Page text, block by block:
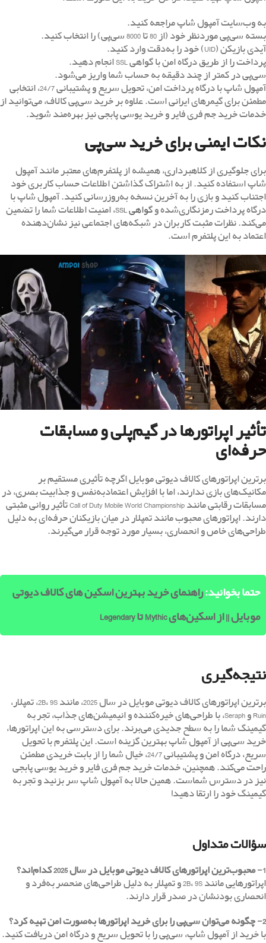
به وب‌سایت آمپول شاپ مراجعه کنید.
بسته سی‌پی موردنظر خود (از 80 تا 8000 سی‌پی) را انتخاب کنید.
آیدی بازیکن (UID) خود را به‌دقت وارد کنید.
پرداخت را از طریق درگاه امن با گواهی SSL انجام دهید.
سی‌پی در کمتر از چند دقیقه به حساب شما واریز می‌شود.
آمپول شاپ با درگاه پرداخت امن، تحویل سریع و پشتیبانی 24/7، انتخابی
مطمئن برای گیمرهای ایرانی است. علاوه بر خرید سی‌پی کالاف، می‌توانید از
خدمات خرید جم فری فایر و خرید یوسی پابجی نیز بهره‌مند شوید.
نکات ایمنی برای خرید سی‌پی
برای جلوگیری از کلاهبرداری، همیشه از پلتفرم‌های معتبر مانند آمپول
شاپ استفاده کنید. از به اشتراک گذاشتن اطلاعات حساب کاربری خود
اجتناب کنید و بازی را به آخرین نسخه به‌روزرسانی کنید. آمپول شاپ با
درگاه پرداخت رمزنگاری‌شده وگواهی SSL
، امنیت اطلاعات شما را تضمین
می‌کند. نظرات مثبت کاربران در شبکه‌های اجتماعی نیز نشان‌دهنده
اعتماد به این پلتفرم است.
تأثیر اپراتورها در گیم‌پلی و مسابقات
حرفه‌ای
برترین اپراتورهای کالاف دیوتی موبایل اگرچه تأثیری مستقیم بر
مکانیک‌های بازی ندارند، اما با افزایش اعتمادبه‌نفس و جذابیت بصری، در
مسابقات رقابتی مانند Call of Duty Mobile World Championship تأثیر روانی مثبتی
دارند. اپراتورهای محبوب مانند تمپلار در میان بازیکنان حرفه‌ای به دلیل
طراحی‌های خاص و انحصاری، بسیار مورد توجه قرار می‌گیرند.
حتما بخوانید:راهنمای خرید بهترین اسکین های کالاف دیوتی
موبایل || از اسکین‌های Mythic تا Legendary
نتیجه‌گیری
برترین اپراتورهای کالاف دیوتی موبایل در سال 2025، مانند 2B، 9S، تمپلار،
Ruin و Seraph، با طراحی‌های خیره‌کننده و انیمیشن‌های جذاب، تجربه
گیمینگ شما را به سطح جدیدی می‌برند. برای دسترسی به این اپراتورها،
خرید سی‌پی از آمپول شاپ بهترین گزینه است. این پلتفرم با تحویل
سریع، درگاه امن و پشتیبانی 24/7، خیال شما را از بابت خریدی مطمئن
راحت می‌کند. همچنین، خدمات خرید جم فری فایر و خرید یوسی پابجی
نیز در دسترس شماست. همین حالا به آمپول شاپ سر بزنید و تجربه
گیمینگ خود را ارتقا دهید!
سؤالات متداول
1- محبوب‌ترین اپراتورهای کالاف دیوتی موبایل در سال 2025 کدام‌اند؟
اپراتورهایی مانند 2B، 9S و تمپلار به دلیل طراحی‌های منحصربه‌فرد و
انحصاری بودنشان در صدر قرار دارند.
2- چگونه می‌توان سی‌پی را برای خرید اپراتورها به‌صورت امن تهیه کرد؟
با خرید از آمپول شاپ، سی‌پی را با تحویل سریع و درگاه امن دریافت کنید.